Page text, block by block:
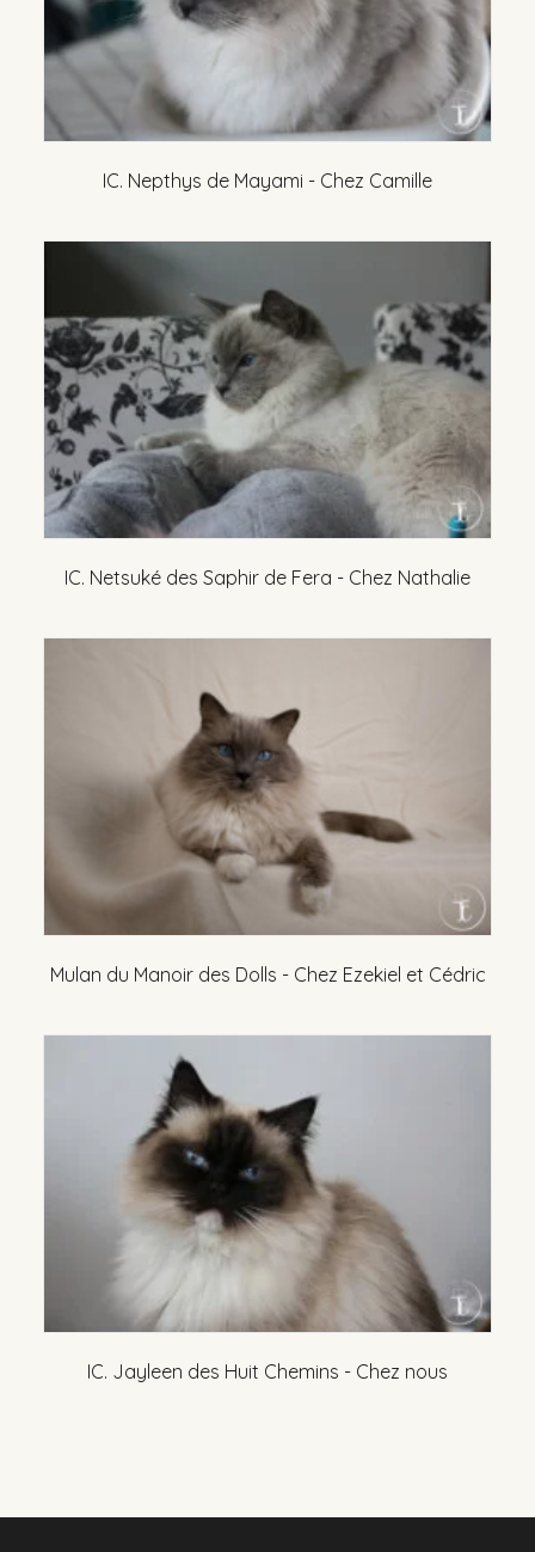
IC. Nepthys de Mayami - Chez Camille
IC. Netsuké des Saphir de Fera - Chez Nathalie
Mulan du Manoir des Dolls - Chez Ezekiel et Cédric
IC. Jayleen des Huit Chemins - Chez nous